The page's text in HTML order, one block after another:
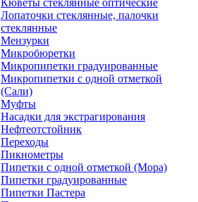
Кюветы стеклянные оптические
Лопаточки стеклянные, палочки
стеклянные
Мензурки
Микробюретки
Микропипетки градуированные
Микропипетки с одной отметкой
(Сали)
Муфты
Насадки для экстрагирования
Нефтеотстойник
Переходы
Пикнометры
Пипетки с одной отметкой (Мора)
Пипетки градуированные
Пипетки Пастера